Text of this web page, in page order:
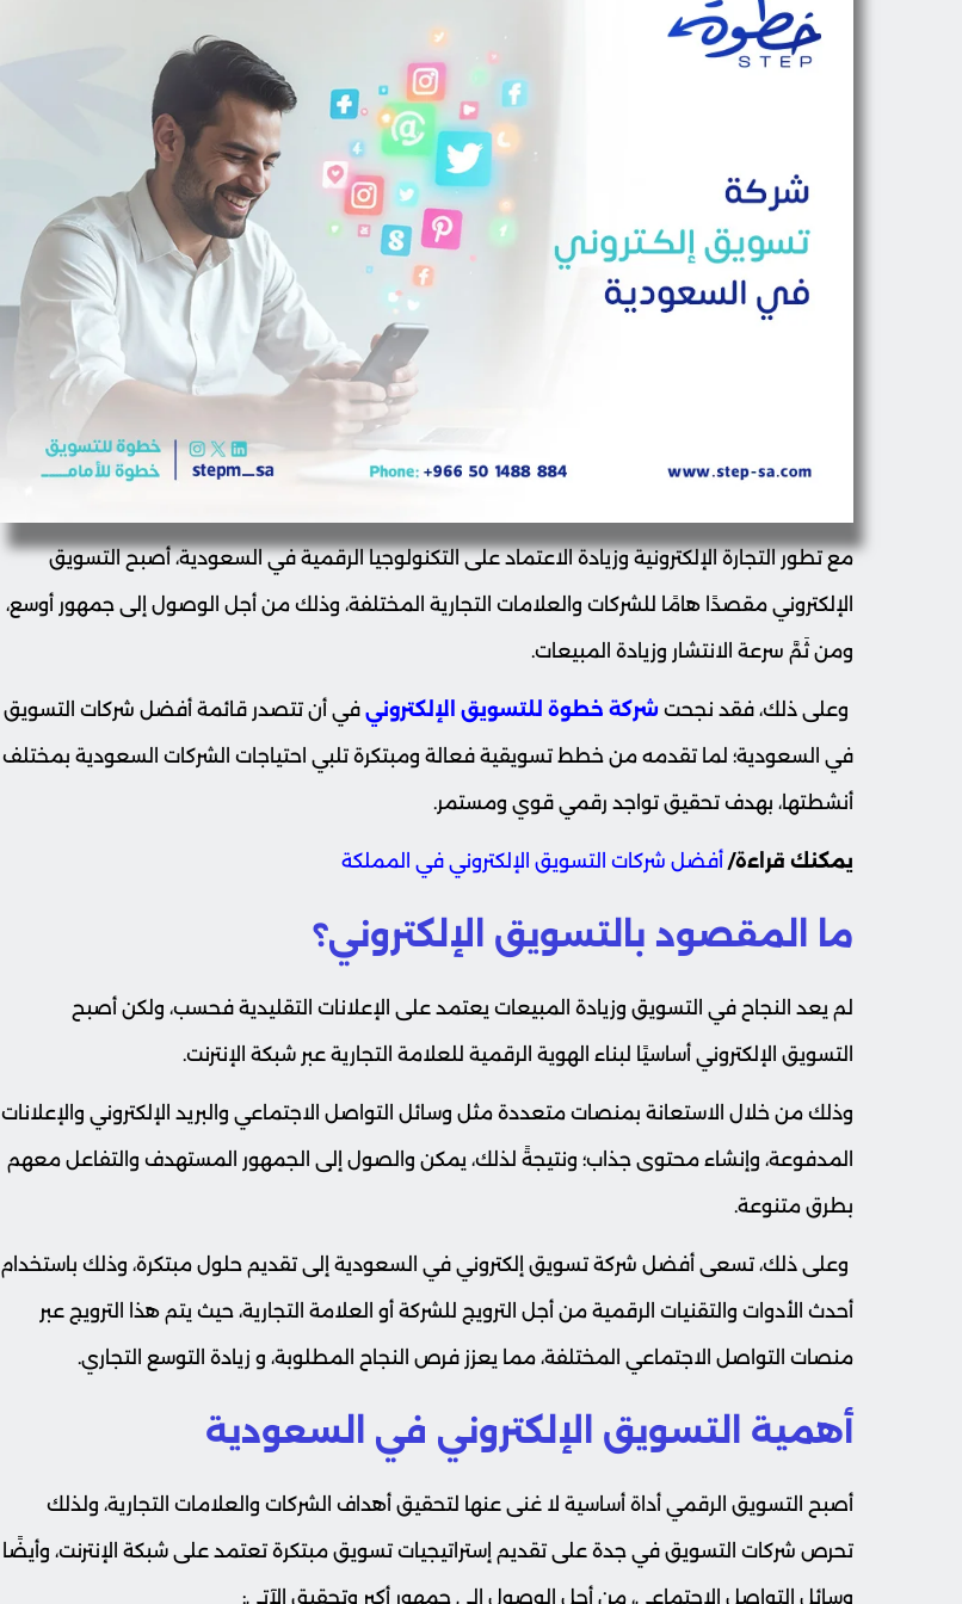
مع تطور التجارة الإلكترونية وزيادة الاعتماد على التكنولوجيا الرقمية في السعودية، أصبح التسويق
الإلكتروني مقصدًا هامًا للشركات والعلامات التجارية المختلفة، وذلك من أجل الوصول إلى جمهور أوسع،
ومن ثَمَّ سرعة الانتشار وزيادة المبيعات.
وعلى ذلك، فقد نجحت شركة خطوة للتسويق الإلكتروني في أن تتصدر قائمة أفضل شركات التسويق
في السعودية؛ لما تقدمه من خطط تسويقية فعالة ومبتكرة تلبي احتياجات الشركات السعودية بمختلف
أنشطتها، بهدف تحقيق تواجد رقمي قوي ومستمر.
يمكنك قراءة/ أفضل شركات التسويق الإلكتروني في المملكة
ما المقصود بالتسويق الإلكتروني؟
لم يعد النجاح في التسويق وزيادة المبيعات يعتمد على الإعلانات التقليدية فحسب، ولكن أصبح
التسويق الإلكتروني أساسيًا لبناء الهوية الرقمية للعلامة التجارية عبر شبكة الإنترنت.
وذلك من خلال الاستعانة بمنصات متعددة مثل وسائل التواصل الاجتماعي والبريد الإلكتروني والإعلانات
المدفوعة، وإنشاء محتوى جذاب؛ ونتيجةً لذلك، يمكن والصول إلى الجمهور المستهدف والتفاعل معهم
بطرق متنوعة.
وعلى ذلك، تسعى أفضل شركة تسويق إلكتروني في السعودية إلى تقديم حلول مبتكرة، وذلك باستخدام
أحدث الأدوات والتقنيات الرقمية من أجل الترويج للشركة أو العلامة التجارية، حيث يتم هذا الترويج عبر
منصات التواصل الاجتماعي المختلفة، مما يعزز فرص النجاح المطلوبة، و زيادة التوسع التجاري.
أهمية التسويق الإلكتروني في السعودية
أصبح التسويق الرقمي أداة أساسية لا غنى عنها لتحقيق أهداف الشركات والعلامات التجارية، ولذلك
تحرص شركات التسويق في جدة على تقديم إستراتيجيات تسويق مبتكرة تعتمد على شبكة الإنترنت، وأيضًا
وسائل التواصل الاجتماعي، من أجل الوصول إلى جمهور أكبر وتحقيق الآتي: